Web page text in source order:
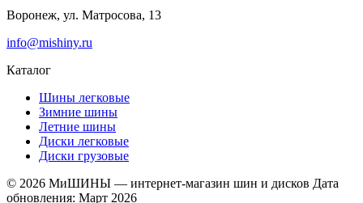
Воронеж, ул. Матросова, 13
info@mishiny.ru
Каталог
Шины легковые
Зимние шины
Летние шины
Диски легковые
Диски грузовые
© 2026 МиШИНЫ — интернет-магазин шин и дисков Дата
обновления: Март 2026